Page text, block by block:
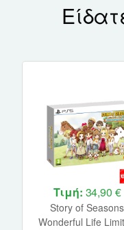
Τιμή: 34,90 €
Story of Seasons
Wonderful Life